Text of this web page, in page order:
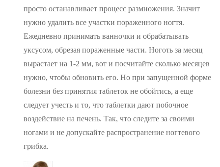
просто останавливает процесс размножения. Значит
нужно удалить все участки пораженного ногтя.
Ежедневно принимать ванночки и обрабатывать
уксусом, обрезая пораженные части. Ноготь за месяц
вырастает на 1-2 мм, вот и посчитайте сколько месяцев
нужно, чтобы обновить его. Но при запущенной форме
болезни без принятия таблеток не обойтись, а еще
следует учесть и то, что таблетки дают побочное
воздействие на печень. Так, что следите за своими
ногами и не допускайте распространение ногтевого
грибка.